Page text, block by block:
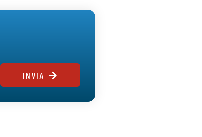
INVIA